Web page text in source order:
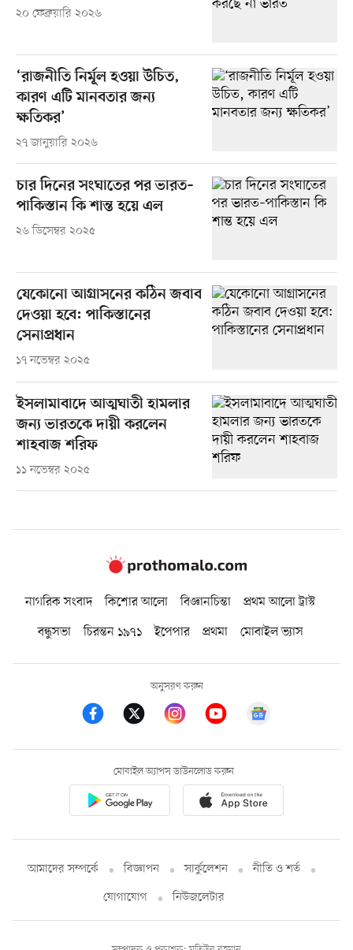
২০ ফেব্রুয়ারি ২০২৬
‘রাজনীতি নির্মূল হওয়া উচিত,
কারণ এটি মানবতার জন্য
ক্ষতিকর’
২৭ জানুয়ারি ২০২৬
চার দিনের সংঘাতের পর ভারত–
পাকিস্তান কি শান্ত হয়ে এল
২৬ ডিসেম্বর ২০২৫
যেকোনো আগ্রাসনের কঠিন জবাব
দেওয়া হবে: পাকিস্তানের
সেনাপ্রধান
১৭ নভেম্বর ২০২৫
ইসলামাবাদে আত্মঘাতী হামলার
জন্য ভারতকে দায়ী করলেন
শাহবাজ শরিফ
১১ নভেম্বর ২০২৫
নাগরিক সংবাদ কিশোর আলো বিজ্ঞানচিন্তা
প্রথম আলো ট্রাস্ট
বন্ধুসভা
চিরন্তন ১৯৭১ ইপেপার প্রথমা মোবাইল ভ্যাস
অনুসরণ করুন
মোবাইল অ্যাপস ডাউনলোড করুন
আমাদের সম্পর্কে বিজ্ঞাপন সার্কুলেশন
নীতি ও শর্ত
যোগাযোগ
নিউজলেটার